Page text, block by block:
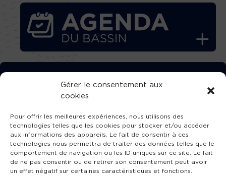
Gérer le consentement aux
cookies
Pour offrir les meilleures expériences, nous utilisons des
technologies telles que les cookies pour stocker et/ou accéder
aux informations des appareils. Le fait de consentir à ces
technologies nous permettra de traiter des données telles que le
comportement de navigation ou les ID uniques sur ce site. Le fait
de ne pas consentir ou de retirer son consentement peut avoir
un effet négatif sur certaines caractéristiques et fonctions.
TÉLÉCHARGEZ GRATUITEMENT
L’APPLICATION TVBA !
SUIVEZ-NOUS !